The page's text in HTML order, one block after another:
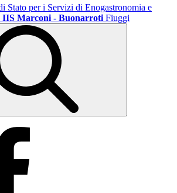
Stato per i Servizi di Enogastronomia e
IIS Marconi - Buonarroti Fiuggi